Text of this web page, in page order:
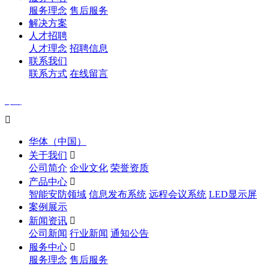
服务理念 售后服务
解决方案
人才招聘
人才理念 招聘信息
联系我们
联系方式 在线留言

华体（中国）
关于我们 
公司简介 企业文化 荣誉资质
产品中心 
智能安防领域 信息发布系统 远程会议系统 LED显示屏
案例展示
新闻资讯 
公司新闻 行业新闻 通知公告
服务中心 
服务理念 售后服务